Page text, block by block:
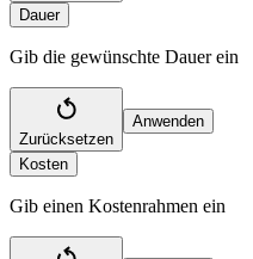
Dauer
Gib die gewünschte Dauer ein
Zurücksetzen
Anwenden
Kosten
Gib einen Kostenrahmen ein